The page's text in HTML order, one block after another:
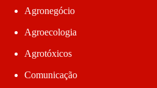
Agronegócio
Agroecologia
Agrotóxicos
Comunicação